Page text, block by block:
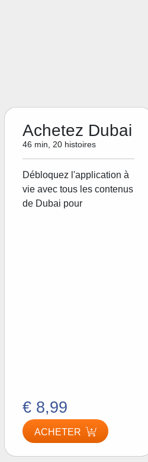
Achetez Dubai
46 min, 20 histoires
Débloquez l'application à
vie avec tous les contenus
de Dubai pour
€ 8,99
ACHETER